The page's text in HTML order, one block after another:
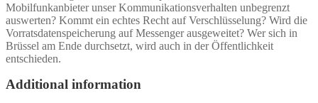
Mobilfunkanbieter unser Kommunikationsverhalten unbegrenzt
auswerten? Kommt ein echtes Recht auf Verschlüsselung? Wird die
Vorratsdatenspeicherung auf Messenger ausgeweitet? Wer sich in
Brüssel am Ende durchsetzt, wird auch in der Öffentlichkeit
entschieden.
Additional information